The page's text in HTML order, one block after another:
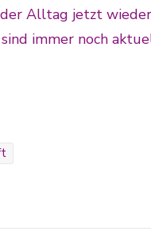
der Alltag jetzt
immer noch